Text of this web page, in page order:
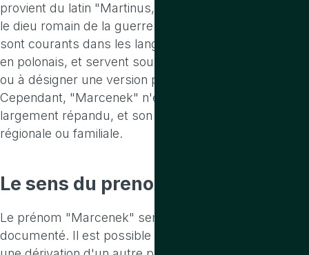
provient du latin "Martinus," signifiant "dédié à Mars,"
le dieu romain de la guerre. Les diminutifs en "-ek"
sont courants dans les langues slaves, notamment
en polonais, et servent souvent à exprimer l'affection
ou à désigner une version plus familière d'un prénom.
Cependant, "Marcenek" n'est pas un prénom
largement répandu, et son utilisation peut être
régionale ou familiale.
Le sens du prenom marcenek
Le prénom "Marcenek" semble être très rare et peu
documenté. Il est possible qu'il soit une variation ou